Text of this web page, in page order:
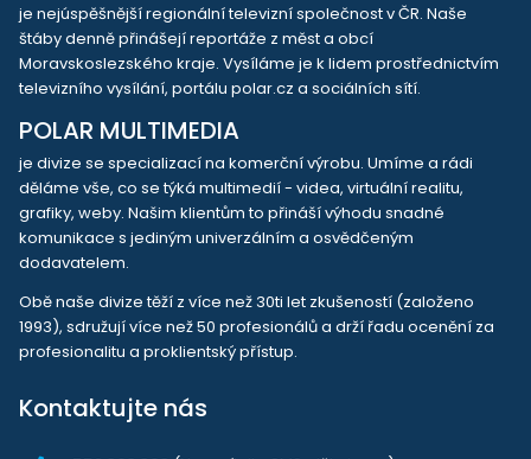
je nejúspěšnější regionální televizní společnost v ČR. Naše
štáby denně přinášejí reportáže z měst a obcí
Moravskoslezského kraje. Vysíláme je k lidem prostřednictvím
televizního vysílání, portálu polar.cz a sociálních sítí.
POLAR MULTIMEDIA
je divize se specializací na komerční výrobu. Umíme a rádi
děláme vše, co se týká multimedií - videa, virtuální realitu,
grafiky, weby. Našim klientům to přináší výhodu snadné
komunikace s jediným univerzálním a osvědčeným
dodavatelem.
Obě naše divize těží z více než 30ti let zkušeností (založeno
1993), sdružují více než 50 profesionálů a drží řadu ocenění za
profesionalitu a proklientský přístup.
Kontaktujte nás